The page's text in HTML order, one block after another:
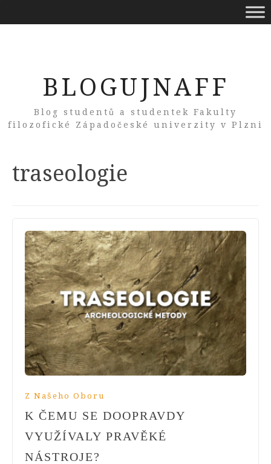
BLOGUJNAFF
Blog studentů a studentek Fakulty
filozofické Západočeské univerzity v Plzni
Tag:
traseologie
Z Našeho Oboru
K ČEMU SE DOOPRAVDY
VYUŽÍVALY PRAVĚKÉ
NÁSTROJE?